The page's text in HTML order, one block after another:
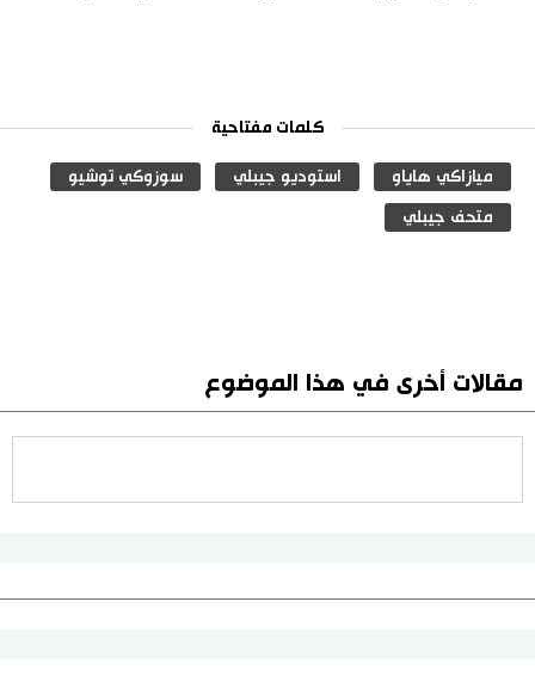
كلمات مفتاحية
ميازاكي هاياو استوديو جيبلي سوزوكي توشيو
متحف جيبلي
مقالات أخرى في هذا الموضوع